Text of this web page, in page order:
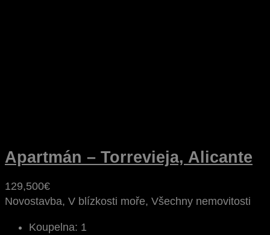
Apartmán – Torrevieja, Alicante
129,500€
Novostavba, V blízkosti moře, Všechny nemovitosti
Koupelna: 1